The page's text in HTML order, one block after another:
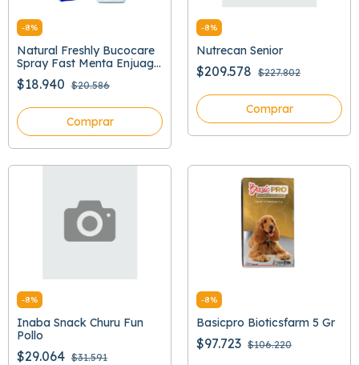
-8%
Natural Freshly Bucocare
Spray Fast Menta Enjuage
Bucal
$18.940 $20.586
Comprar
-8%
Nutrecan Senior
$209.578 $227.802
Comprar
-8%
Inaba Snack Churu Fun
Pollo
$29.064 $31.591
-8%
Basicpro Bioticsfarm 5 Gr
$97.723 $106.220